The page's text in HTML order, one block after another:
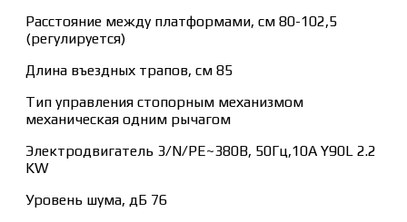
Расстояние между платформами, см 80-102,5
(регулируется)
Длина въездных трапов, см 85
Тип управления стопорным механизмом
механическая одним рычагом
Электродвигатель 3/N/PE~380В, 50Гц,10A Y90L 2.2
KW
Уровень шума, дБ 76